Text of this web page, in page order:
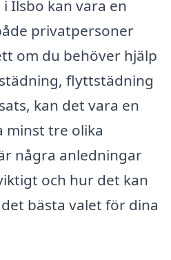
Ilsbo kan vara en
privatpersoner
om du behöver hjälp
flyttstädning
kan det vara en
minst tre olika
några anledningar
och hur det kan
bästa valet för dina